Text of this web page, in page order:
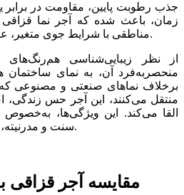
جذب رطوبت پایین، مقاومت در
زمان، باعث شده که آجر نما قزاقی
مناطقی با شرایط جوی متغیر، عملکردی قابل‌اتکا داشته باشد.
از نظر زیبایی‌شناسی
منحصربه‌فرد آن، به نمای
برخلاف نماهای صنعتی و مصنوعی
منتقل می‌کنند، این آجر حس
القا می‌کند. این ویژگی‌ها، به‌خصوص
سنت و مدرنیته، کاملاً مشهود و اثرگذار است.
مقایسه آجر قزاقی